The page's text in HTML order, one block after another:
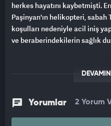
herkes hayatını kaybetmişti.
Paşinyan'ın helikopteri,
koşulları nedeniyle acil iniş
ve beraberindekilerin sağlık
Yorumlar 2 Yorum